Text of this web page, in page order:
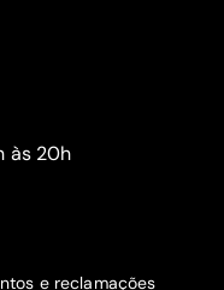
às 20h
e reclamações